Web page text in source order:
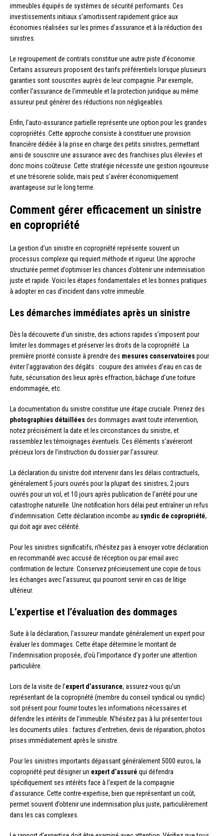
immeubles équipés de systèmes de sécurité performants. Ces
investissements initiaux s’amortissent rapidement grâce aux
économies réalisées sur les primes d’assurance et à la réduction des
sinistres.
Le regroupement de contrats constitue une autre piste d’économie.
Certains assureurs proposent des tarifs préférentiels lorsque plusieurs
garanties sont souscrites auprès de leur compagnie. Par exemple,
confier l’assurance de l’immeuble et la protection juridique au même
assureur peut générer des réductions non négligeables.
Enfin, l’auto-assurance partielle représente une option pour les grandes
copropriétés. Cette approche consiste à constituer une provision
financière dédiée à la prise en charge des petits sinistres, permettant
ainsi de souscrire une assurance avec des franchises plus élevées et
donc moins coûteuse. Cette stratégie nécessite une gestion rigoureuse
et une trésorerie solide, mais peut s’avérer économiquement
avantageuse sur le long terme.
Comment gérer efficacement un sinistre
en copropriété
La gestion d’un sinistre en copropriété représente souvent un
processus complexe qui requiert méthode et rigueur. Une approche
structurée permet d’optimiser les chances d’obtenir une indemnisation
juste et rapide. Voici les étapes fondamentales et les bonnes pratiques
à adopter en cas d’incident dans votre immeuble.
Les démarches immédiates après un sinistre
Dès la découverte d’un sinistre, des actions rapides s’imposent pour
limiter les dommages et préserver les droits de la copropriété. La
première priorité consiste à prendre des mesures conservatoires pour
éviter l’aggravation des dégâts : coupure des arrivées d’eau en cas de
fuite, sécurisation des lieux après effraction, bâchage d’une toiture
endommagée, etc.
La documentation du sinistre constitue une étape cruciale. Prenez des
photographies détaillées des dommages avant toute intervention,
notez précisément la date et les circonstances du sinistre, et
rassemblez les témoignages éventuels. Ces éléments s’avéreront
précieux lors de l’instruction du dossier par l’assureur.
La déclaration du sinistre doit intervenir dans les délais contractuels,
généralement 5 jours ouvrés pour la plupart des sinistres, 2 jours
ouvrés pour un vol, et 10 jours après publication de l’arrêté pour une
catastrophe naturelle. Une notification hors délai peut entraîner un refus
d’indemnisation. Cette déclaration incombe au syndic de copropriété,
qui doit agir avec célérité.
Pour les sinistres significatifs, n’hésitez pas à envoyer votre déclaration
en recommandé avec accusé de réception ou par email avec
confirmation de lecture. Conservez précieusement une copie de tous
les échanges avec l’assureur, qui pourront servir en cas de litige
ultérieur.
L’expertise et l’évaluation des dommages
Suite à la déclaration, l’assureur mandate généralement un expert pour
évaluer les dommages. Cette étape détermine le montant de
l’indemnisation proposée, d’où l’importance d’y porter une attention
particulière.
Lors de la visite de l’expert d’assurance, assurez-vous qu’un
représentant de la copropriété (membre du conseil syndical ou syndic)
soit présent pour fournir toutes les informations nécessaires et
défendre les intérêts de l’immeuble. N’hésitez pas à lui présenter tous
les documents utiles : factures d’entretien, devis de réparation, photos
prises immédiatement après le sinistre.
Pour les sinistres importants dépassant généralement 5000 euros, la
copropriété peut désigner un expert d’assuré qui défendra
spécifiquement ses intérêts face à l’expert de la compagnie
d’assurance. Cette contre-expertise, bien que représentant un coût,
permet souvent d’obtenir une indemnisation plus juste, particulièrement
dans les cas complexes.